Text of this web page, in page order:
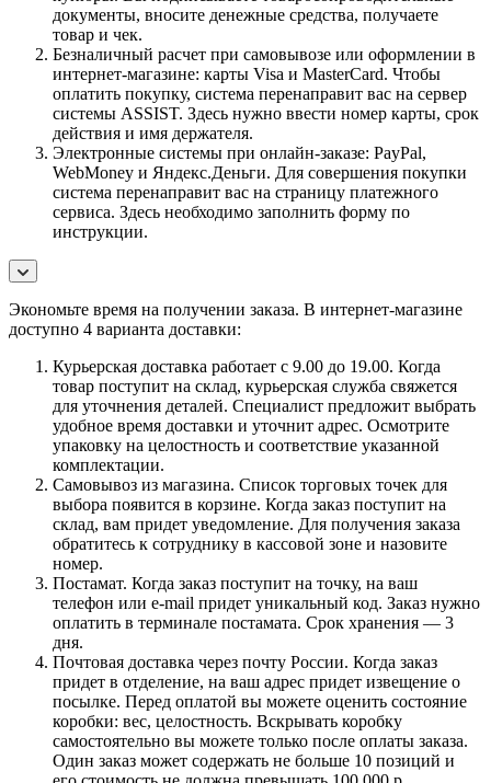
документы, вносите денежные средства, получаете
товар и чек.
Безналичный расчет при самовывозе или оформлении в
интернет-магазине: карты Visa и MasterCard. Чтобы
оплатить покупку, система перенаправит вас на сервер
системы ASSIST. Здесь нужно ввести номер карты, срок
действия и имя держателя.
Электронные системы при онлайн-заказе: PayPal,
WebMoney и Яндекс.Деньги. Для совершения покупки
система перенаправит вас на страницу платежного
сервиса. Здесь необходимо заполнить форму по
инструкции.
Экономьте время на получении заказа. В интернет-магазине
доступно 4 варианта доставки:
Курьерская доставка работает с 9.00 до 19.00. Когда
товар поступит на склад, курьерская служба свяжется
для уточнения деталей. Специалист предложит выбрать
удобное время доставки и уточнит адрес. Осмотрите
упаковку на целостность и соответствие указанной
комплектации.
Самовывоз из магазина. Список торговых точек для
выбора появится в корзине. Когда заказ поступит на
склад, вам придет уведомление. Для получения заказа
обратитесь к сотруднику в кассовой зоне и назовите
номер.
Постамат. Когда заказ поступит на точку, на ваш
телефон или e-mail придет уникальный код. Заказ нужно
оплатить в терминале постамата. Срок хранения — 3
дня.
Почтовая доставка через почту России. Когда заказ
придет в отделение, на ваш адрес придет извещение о
посылке. Перед оплатой вы можете оценить состояние
коробки: вес, целостность. Вскрывать коробку
самостоятельно вы можете только после оплаты заказа.
Один заказ может содержать не больше 10 позиций и